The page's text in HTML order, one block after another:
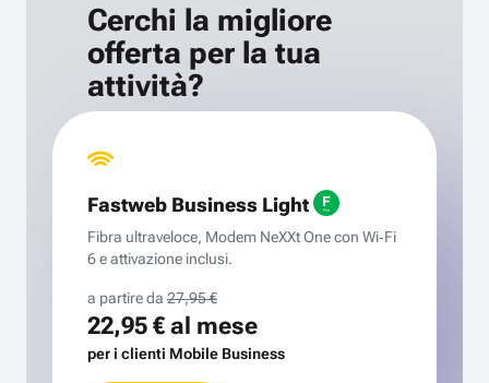
Cerchi la migliore
offerta per la tua
attività?
Fastweb Business Light
Fibra ultraveloce, Modem NeXXt One con Wi‑Fi
6 e attivazione inclusi.
a partire da 27,95 €
22,95 €al mese
per i clienti Mobile Business